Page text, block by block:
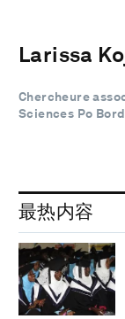
Larissa
Chercheure
Sciences Po
最热内容